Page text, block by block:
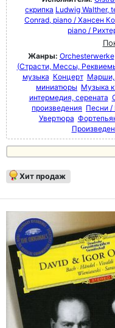
скрипка Ludwig Walther,
Conrad, piano / Хансен
piano /
Жанры: Orchesterwerke
(Страсти, Мессы,
музыка Концерт Марши,
миниатюры Музыка
интермедия, серената
произведения Песни
Увертюра
Хит продаж